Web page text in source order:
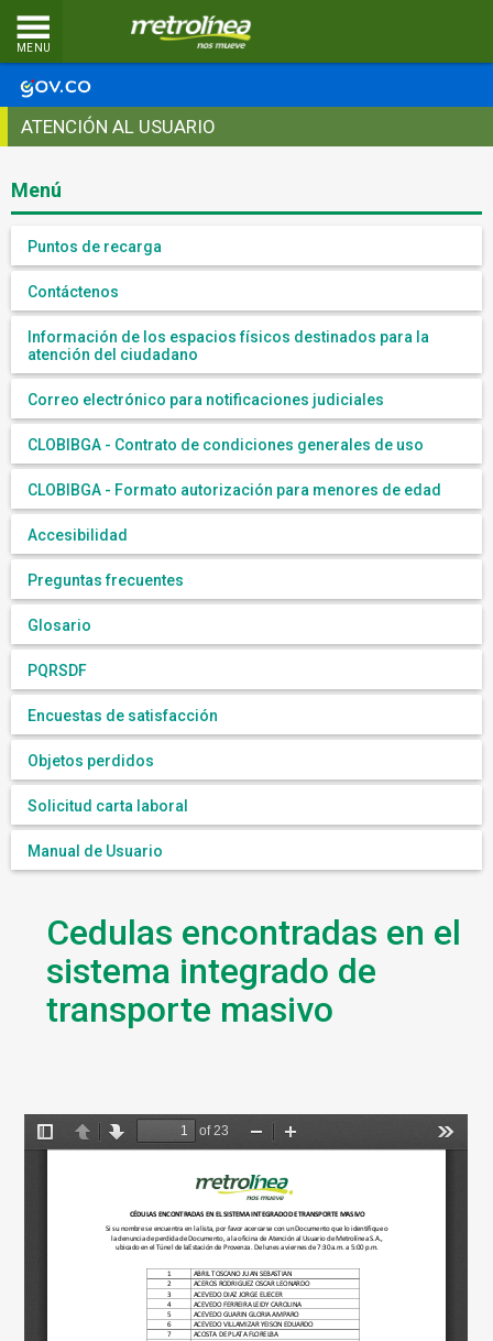
MENU
ATENCIÓN AL USUARIO
Menú
Puntos de recarga
Contáctenos
Información de los espacios físicos destinados para la
atención del ciudadano
Correo electrónico para notificaciones judiciales
CLOBIBGA - Contrato de condiciones generales de uso
CLOBIBGA - Formato autorización para menores de edad
Accesibilidad
Preguntas frecuentes
Glosario
PQRSDF
Encuestas de satisfacción
Objetos perdidos
Solicitud carta laboral
Manual de Usuario
Cedulas encontradas en el
sistema integrado de
transporte masivo